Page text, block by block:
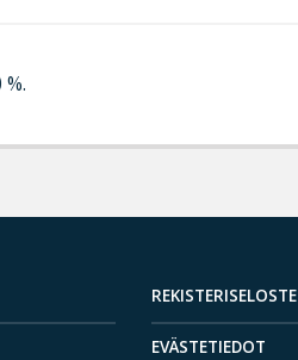
REKISTERISELOSTE
EVÄSTETIEDOT